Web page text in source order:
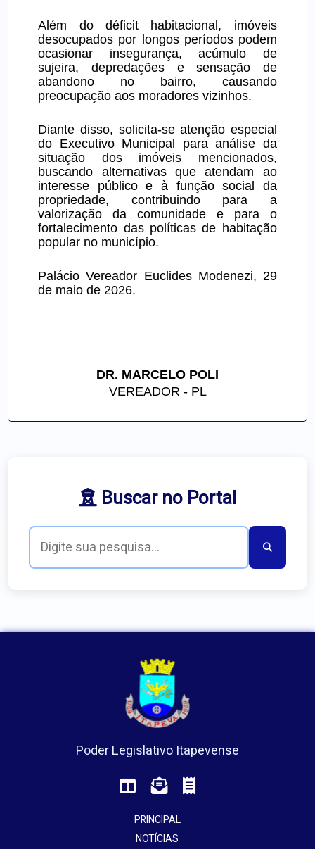
Além do déficit habitacional, imóveis
desocupados por longos períodos podem
ocasionar insegurança, acúmulo de
sujeira, depredações e sensação de
abandono no bairro, causando
preocupação aos moradores vizinhos.
Diante disso, solicita-se atenção especial
do Executivo Municipal para análise da
situação dos imóveis mencionados,
buscando alternativas que atendam ao
interesse público e à função social da
propriedade, contribuindo para a
valorização da comunidade e para o
fortalecimento das políticas de habitação
popular no município.
Palácio Vereador Euclides Modenezi, 29
de maio de 2026.
DR. MARCELO POLI
VEREADOR - PL
Buscar no Portal
Poder Legislativo Itapevense
PRINCIPAL
NOTÍCIAS